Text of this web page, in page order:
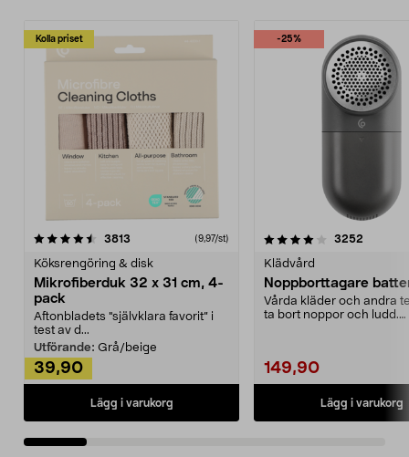
Kolla priset
3813 (9,97/st)
Köksrengöring & disk
Mikrofiberduk 32 x 31 cm, 4-
pack
Aftonbladets "självklara favorit” i
test av d...
Utförande: Grå/beige
39,90
Lägg i varukorg
-25%
4.0av 5 stjärnor 3252
Klädvård
Noppborttagare
Vårda kläder och andra
ta bort noppor och ludd.
149,90
Lägg i varukorg
4.5av 5 stjärnor